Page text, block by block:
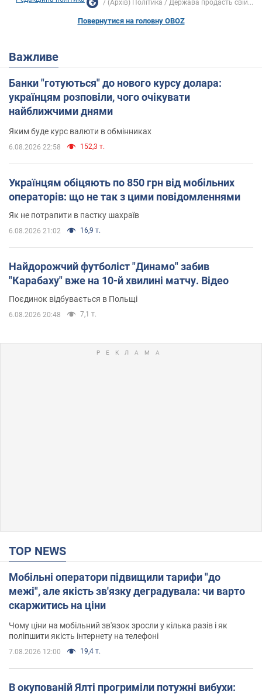
(Архів) Політика Держава продасть свій...
Повернутися на головну OBOZ
Важливе
Банки "готуються" до нового курсу долара:
українцям розповіли, чого очікувати
найближчими днями
Яким буде курс валюти в обмінниках
6.08.2026 22:58 152,3 т.
Українцям обіцяють по 850 грн від мобільних
операторів: що не так з цими повідомленнями
Як не потрапити в пастку шахраїв
6.08.2026 21:02 16,9 т.
Найдорожчий футболіст "Динамо" забив
"Карабаху" вже на 10-й хвилині матчу. Відео
Поєдинок відбувається в Польщі
6.08.2026 20:48 7,1 т.
TOP NEWS
Мобільні оператори підвищили тарифи "до
межі", але якість зв'язку деградувала: чи варто
скаржитись на ціни
Чому ціни на мобільний зв'язок зросли у кілька разів і як
поліпшити якість інтернету на телефоні
7.08.2026 12:00 19,4 т.
В окупованій Ялті прогриміли потужні вибухи: